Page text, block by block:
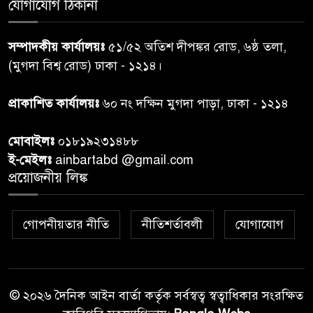
অনুশ্রীর, মিলল হারমোনিয়াম
উপহার
৭
২০ আগস্ট রাষ্ট্রপতি নির্বাচন,
বান্দরবান বিজিবি সেক্টর সদর দপ্তর
৯
বান্দরবানের লংলেই পাড়ায়
পাম্প উদ্বোধন
যোগাযোগ ঠিকানা
সম্পাদকীয় কার্যালয়ঃ ৫১/৫২ অতিশ দীপঙ্কর রোড, ৬ষ্ঠ তলা,
(মুগদা বিশ্ব রোড) ঢাকা - ১২১৪।
প্রাকাশিত কার্যালয়ঃ৬০ নং দক্ষিন মুগদা পাড়া, ঢাকা - ১২১৪
মোবাইলঃ ০১৮১৯২৩১৪৮৮
ই-মেইলঃ ainbartabd @gmail.com
প্রয়োজনীয় লিঙ্ক
গোপনীয়তার নীতি নীতিশর্তাবলী যোগাযোগ
© ২০২৬ দৈনিক আইন বার্তা কর্তৃক সর্বস্বত্ব স্বত্বাধিকার সংরক্ষিত